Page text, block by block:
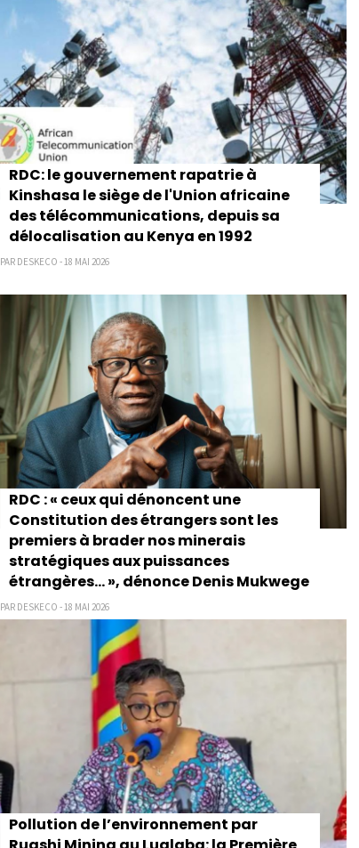
RDC: le gouvernement rapatrie à
Kinshasa le siège de l'Union africaine
des télécommunications, depuis sa
délocalisation au Kenya en 1992
PAR DESKECO - 18 MAI 2026
RDC : « ceux qui dénoncent une
Constitution des étrangers sont les
premiers à brader nos minerais
stratégiques aux puissances
étrangères… », dénonce Denis Mukwege
PAR DESKECO - 18 MAI 2026
Pollution de l’environnement par